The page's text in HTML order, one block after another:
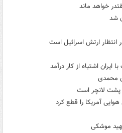
خواهد ماند
شد
ارتش اسرائیل است
اشتباه از کار درآمد
محمدی
پشت لانچر است
آمریکا را قطع کرد
موشکی